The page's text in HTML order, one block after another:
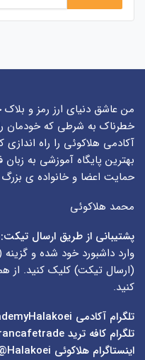
من عاشق دنیای ارز رمز و
خطرناک به شرطی که خودمان
آکادمی هلاکوئی را راه
بهترین پایگاه آموزشی به
حمایت اعضا و خانواده ی
محمد هلاکوئی
پشتیبانی از طریق ارسال تیکت:
وارد داشبورد خود شده و گزینه
(ارسال تیکت) کلیک کنید. از
کنید.
تلگرام آکادمی
تلگرام کافه ترید
اینستاگرام هلاکوئی Halakoei@